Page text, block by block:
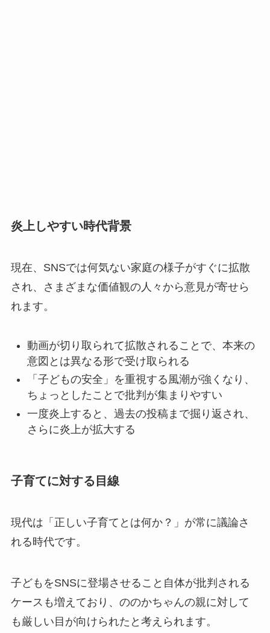
炎上しやすい時代背景
現在、SNSでは何気ない家庭の様子がすぐに拡散
され、さまざまな価値観の人々から意見が寄せら
れます。
動画が切り取られて拡散されることで、本来の
意図とは異なる形で受け取られる
「子どもの安全」を重視する風潮が強くなり、
ちょっとしたことで批判が集まりやすい
一度炎上すると、過去の投稿まで掘り返され、
さらに炎上が拡大する
子育てに対する目線
現代は「正しい子育てとは何か？」が常に議論さ
れる時代です。
子どもをSNSに登場させること自体が批判される
ケースも増えており、ののかちゃんの親に対して
も厳しい目が向けられたと考えられます。